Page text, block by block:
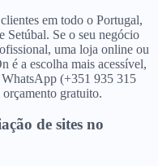
em todo o Portugal,
Setúbal. Se o seu negócio
uma loja online ou
é a escolha mais acessível,
(+351 935 315
gratuito.
de sites no